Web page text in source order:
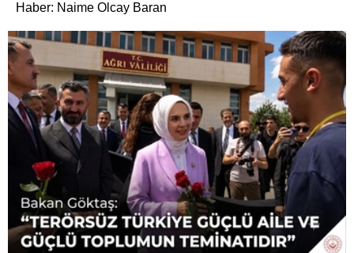
Haber: Naime Olcay Baran